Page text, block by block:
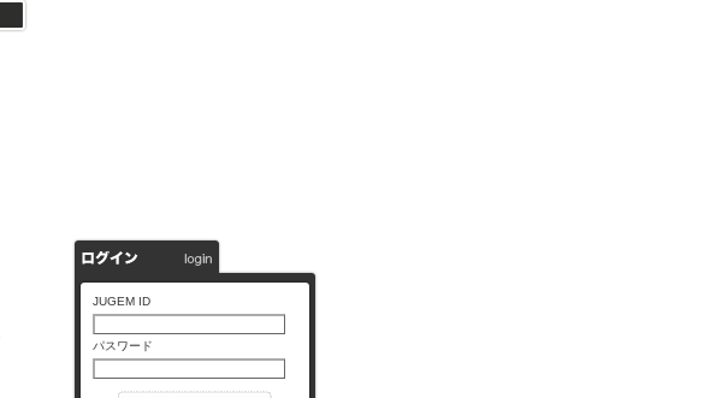
JUGEM ID
パスワード